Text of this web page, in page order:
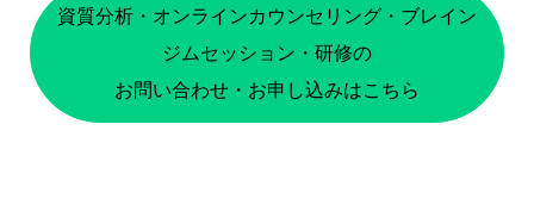
資質分析・オンラインカウンセリング・ブレイン
ジムセッション・研修の
お問い合わせ・お申し込みはこちら